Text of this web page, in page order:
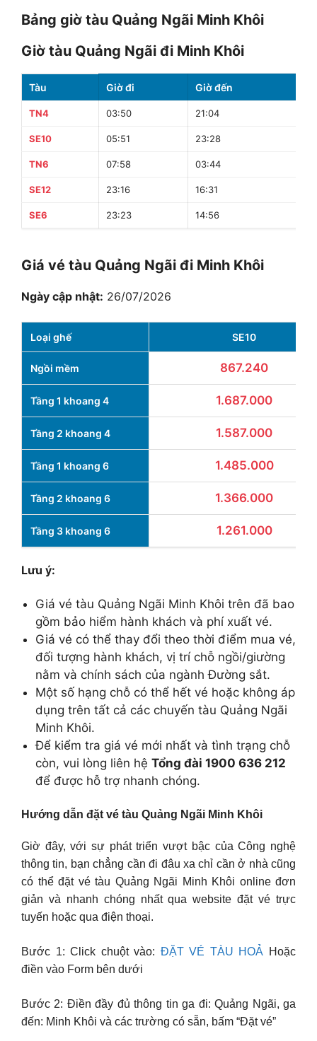
Bảng giờ tàu Quảng Ngãi Minh Khôi
Giờ tàu Quảng Ngãi đi Minh Khôi
Tàu Giờ đi Giờ đến
TN4 03:50 21:04
SE10 05:51 23:28
TN6 07:58 03:44
SE12 23:16 16:31
SE6 23:23 14:56
Giá vé tàu Quảng Ngãi đi Minh Khôi
Ngày cập nhật: 26/07/2026
Loại ghế SE10
Ngồi mềm 867.240
Tầng 1 khoang 4 1.687.000
Tầng 2 khoang 4 1.587.000
Tầng 1 khoang 6 1.485.000
Tầng 2 khoang 6 1.366.000
Tầng 3 khoang 6 1.261.000
Lưu ý:
Giá vé tàu Quảng Ngãi Minh Khôi trên đã bao
gồm bảo hiểm hành khách và phí xuất vé.
Giá vé có thể thay đổi theo thời điểm mua vé,
đối tượng hành khách, vị trí chỗ ngồi/giường
nằm và chính sách của ngành Đường sắt.
Một số hạng chỗ có thể hết vé hoặc không áp
dụng trên tất cả các chuyến tàu Quảng Ngãi
Minh Khôi.
Để kiểm tra giá vé mới nhất và tình trạng chỗ
còn, vui lòng liên hệ Tổng đài 1900 636 212
để được hỗ trợ nhanh chóng.
Hướng dẫn đặt vé tàu Quảng Ngãi Minh Khôi
Giờ đây, với sự phát triển vượt bậc của Công nghệ
thông tin, bạn chẳng cần đi đâu xa chỉ cần ở nhà cũng
có thể đặt vé tàu Quảng Ngãi Minh Khôi online đơn
giản và nhanh chóng nhất qua website đặt vé trực
tuyến hoặc qua điện thoại.
Bước 1: Click chuột vào: ĐẶT VÉ TÀU HOẢ Hoặc
điền vào Form bên dưới
Bước 2: Điền đầy đủ thông tin ga đi: Quảng Ngãi, ga
đến: Minh Khôi và các trường có sẵn, bấm “Đặt vé”